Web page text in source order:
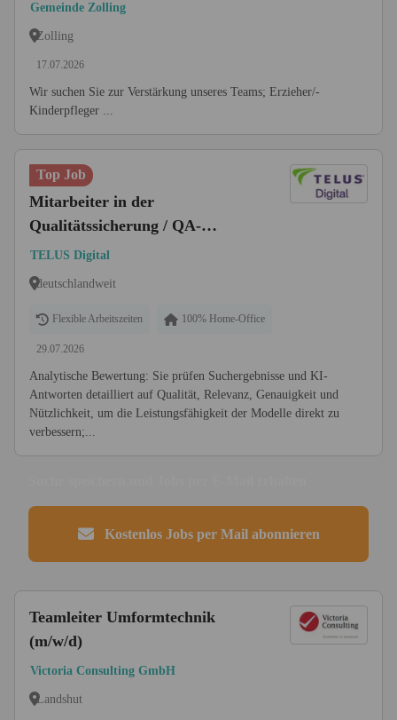
Gemeinde Zolling
Zolling
17.07.2026
Wir suchen Sie zur Verstärkung unseres Teams; Erzieher/­
Kinderpfleger ...
Top Job
Mitarbeiter in der
Qualitätssicherung / QA-
Bewerter (m/w/d)
TELUS Digital
deutschlandweit
Flexible Arbeitszeiten 100% Home-Office
29.07.2026
Analytische Bewertung: Sie prüfen Suchergebnisse und KI-
Antworten detailliert auf Qualität, Relevanz, Genauigkeit und
Nützlichkeit, um die Leistungsfähigkeit der Modelle direkt zu
verbessern;...
Kostenlos Jobs per Mail abonnieren
Teamleiter Umformtechnik
(m/w/d)
Victoria Consulting GmbH
Landshut